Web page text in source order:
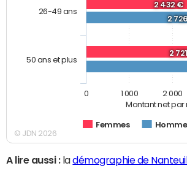
Montant net
2 432 €
2
2
Femmes
26-49 ans
50 ans et plus
0 1 000 2 000
© JDN 2026
A lire aussi :ladémographie de